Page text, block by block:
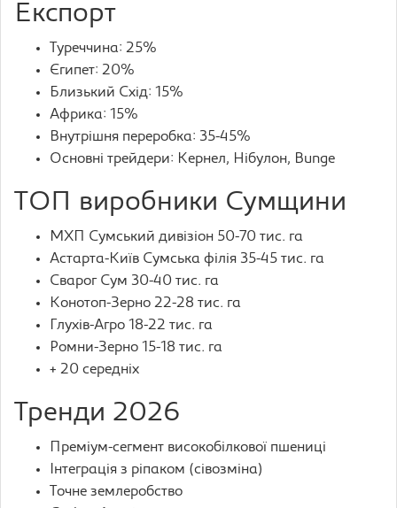
Експорт
Туреччина: 25%
Єгипет: 20%
Близький Схід: 15%
Африка: 15%
Внутрішня переробка: 35-45%
Основні трейдери: Кернел, Нібулон, Bunge
ТОП виробники Сумщини
МХП Сумський дивізіон 50-70 тис. га
Астарта-Київ Сумська філія 35-45 тис. га
Сварог Сум 30-40 тис. га
Конотоп-Зерно 22-28 тис. га
Глухів-Агро 18-22 тис. га
Ромни-Зерно 15-18 тис. га
+ 20 середніх
Тренди 2026
Преміум-сегмент високобілкової пшениці
Інтеграція з ріпаком (сівозміна)
Точне землеробство